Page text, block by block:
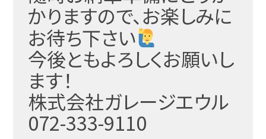
かりますので、お楽しみに
お待ち下さい
今後ともよろしくお願いし
ます！
株式会社ガレージエウル
072-333-9110